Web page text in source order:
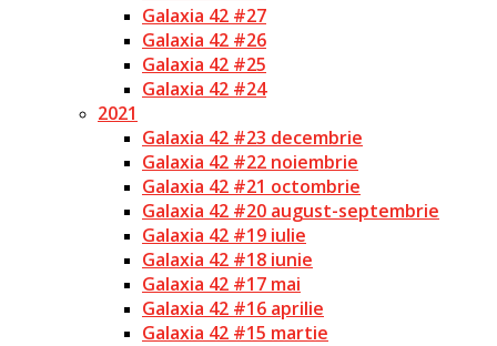
Galaxia 42 #27
Galaxia 42 #26
Galaxia 42 #25
Galaxia 42 #24
2021
Galaxia 42 #23 decembrie
Galaxia 42 #22 noiembrie
Galaxia 42 #21 octombrie
Galaxia 42 #20 august-septembrie
Galaxia 42 #19 iulie
Galaxia 42 #18 iunie
Galaxia 42 #17 mai
Galaxia 42 #16 aprilie
Galaxia 42 #15 martie